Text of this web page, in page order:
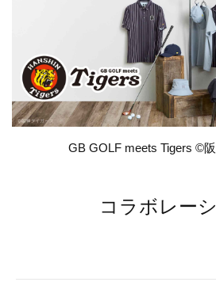
GB GOLF meets Tigers ©
コラボレー